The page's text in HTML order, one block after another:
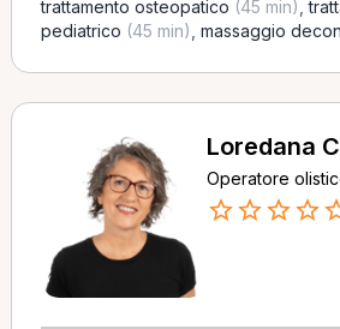
trattamento osteopatico (45 min) ,
pediatrico (45 min) massaggio
Loredana
Operatore